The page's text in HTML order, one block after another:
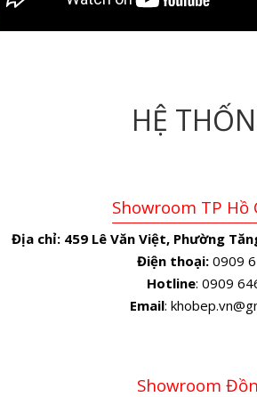
HỆ
Showroom TP Hồ
Địa chỉ: 459 Lê Văn Việt, Phường
Điện thoại:0909
Hotline: 0909
Email:
Showroom